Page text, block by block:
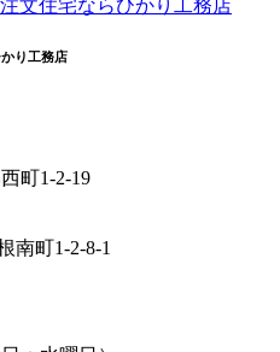
り工務店
町1-2-19
南町1-2-8-1